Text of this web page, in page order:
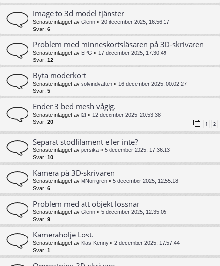
Image to 3d model tjänster
Senaste inlägget av Glenn « 20 december 2025, 16:56:17
Svar: 6
Problem med minneskortsläsaren på 3D-skrivaren
Senaste inlägget av EPG « 17 december 2025, 17:30:49
Svar: 12
Byta moderkort
Senaste inlägget av solvindvatten « 16 december 2025, 00:02:27
Svar: 5
Ender 3 bed mesh vågig.
Senaste inlägget av l2t « 12 december 2025, 20:53:38
Svar: 20 1 2
Separat stödfilament eller inte?
Senaste inlägget av persika « 5 december 2025, 17:36:13
Svar: 10
Kamera på 3D-skrivaren
Senaste inlägget av MNorrgren « 5 december 2025, 12:55:18
Svar: 6
Problem med att objekt lossnar
Senaste inlägget av Glenn « 5 december 2025, 12:35:05
Svar: 9
Kamerahölje Löst.
Senaste inlägget av Klas-Kenny « 2 december 2025, 17:57:44
Svar: 1